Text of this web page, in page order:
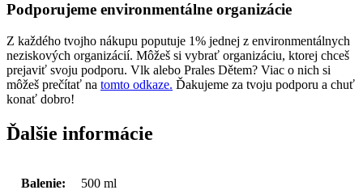
Podporujeme environmentálne organizácie
Z každého tvojho nákupu poputuje 1% jednej z environmentálnych
neziskových organizácií. Môžeš si vybrať organizáciu, ktorej chceš
prejaviť svoju podporu. Vlk alebo Prales Dětem? Viac o nich si
môžeš prečítať na tomto odkaze. Ďakujeme za tvoju podporu a chuť
konať dobro!
Ďalšie informácie
Balenie: 500 ml